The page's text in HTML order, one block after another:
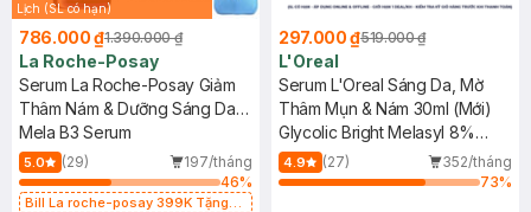
Lịch (SL có hạn)
786.000 ₫1.390.000 ₫
La Roche-Posay
Serum La Roche-Posay Giảm
Thâm Nám & Dưỡng Sáng Da
30ml
Mela B3 Serum
5.0 (29)
197/tháng
46%
Bill La roche-posay 399K Tặng
297.000 ₫519.000 ₫
L'Oreal
Serum L'Oreal Sáng Da, Mờ
Thâm Mụn & Nám 30ml (Mới)
Glycolic Bright Melasyl 8%
[Melasyl+Glycolic+Niacinamide]
4.9 (27)
352/tháng
73%